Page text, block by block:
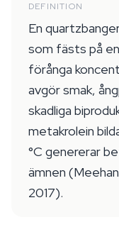
DEFINITION
En
som fästs på
förånga
avgör smak,
skadliga
metakrolein
°C genererar
ämnen
2017).